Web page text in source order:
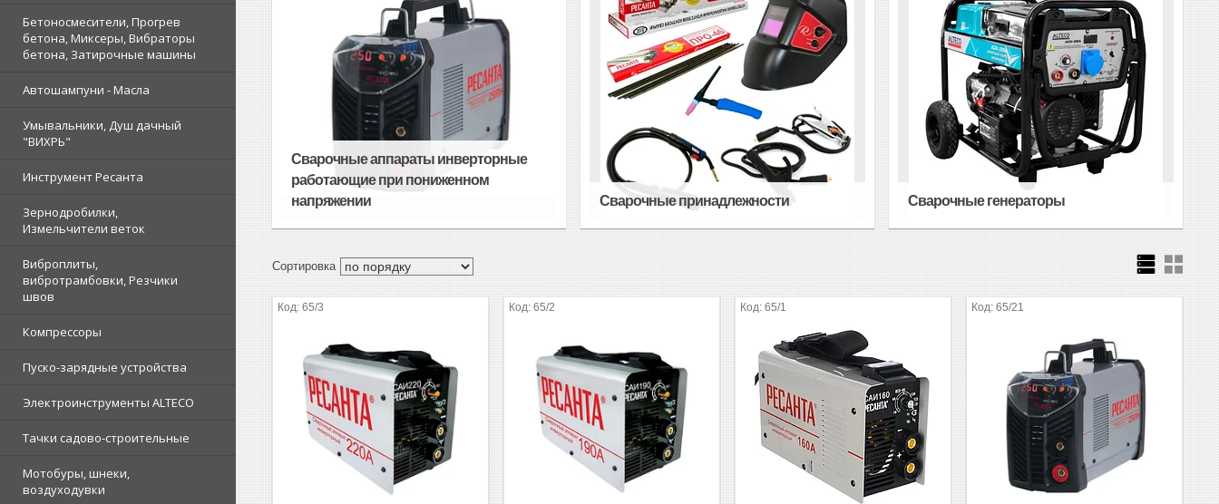
Бетоносмесители, Прогрев
бетона, Миксеры, Вибраторы
бетона, Затирочные машины
Автошампуни - Масла
Умывальники, Душ дачный
"ВИХРЬ"
Инструмент Ресанта
Зернодробилки,
Измельчители веток
Виброплиты,
вибротрамбовки, Резчики
швов
Компрессоры
Пуско-зарядные устройства
Электроинструменты ALTECO
Тачки садово-строительные
Мотобуры, шнеки,
воздуходувки
Сварочные аппараты инверторные
работающие при пониженном
напряжении
Сварочные принадлежности Сварочные генераторы
65/3 65/2 65/1 65/21